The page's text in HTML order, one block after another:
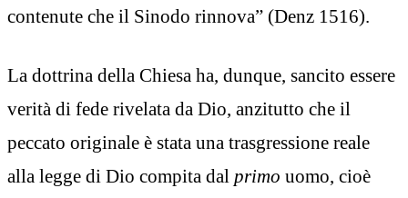
contenute che il Sinodo rinnova” (Denz 1516).
La dottrina della Chiesa ha, dunque, sancito essere
verità di fede rivelata da Dio, anzitutto che il
peccato originale è stata una trasgressione reale
alla legge di Dio compita dal primo uomo, cioè